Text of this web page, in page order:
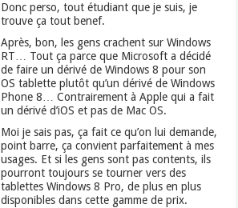
Donc perso, tout étudiant que je suis, je
trouve ça tout benef.
Après, bon, les gens crachent sur Windows
RT… Tout ça parce que Microsoft a décidé
de faire un dérivé de Windows 8 pour son
OS tablette plutôt qu’un dérivé de Windows
Phone 8… Contrairement à Apple qui a fait
un dérivé d’iOS et pas de Mac OS.
Moi je sais pas, ça fait ce qu’on lui demande,
point barre, ça convient parfaitement à mes
usages. Et si les gens sont pas contents, ils
pourront toujours se tourner vers des
tablettes Windows 8 Pro, de plus en plus
disponibles dans cette gamme de prix.